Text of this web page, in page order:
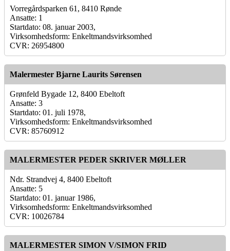
Vorregårdsparken 61, 8410 Rønde
Ansatte: 1
Startdato: 08. januar 2003,
Virksomhedsform: Enkeltmandsvirksomhed
CVR: 26954800
Malermester Bjarne Laurits Sørensen
Grønfeld Bygade 12, 8400 Ebeltoft
Ansatte: 3
Startdato: 01. juli 1978,
Virksomhedsform: Enkeltmandsvirksomhed
CVR: 85760912
MALERMESTER PEDER SKRIVER MØLLER
Ndr. Strandvej 4, 8400 Ebeltoft
Ansatte: 5
Startdato: 01. januar 1986,
Virksomhedsform: Enkeltmandsvirksomhed
CVR: 10026784
MALERMESTER SIMON V/SIMON FRID